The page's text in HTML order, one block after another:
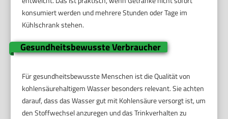
konsumiert werden und mehrere Stunden oder Tage im
Kühlschrank stehen.
Gesundheitsbewusste Verbraucher
Für gesundheitsbewusste Menschen ist die Qualität von
kohlensäurehaltigem Wasser besonders relevant. Sie achten
darauf, dass das Wasser gut mit Kohlensäure versorgt ist, um
den Stoffwechsel anzuregen und das Trinkverhalten zu